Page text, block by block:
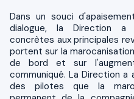
Dans un souci
dialogue, la Direction a
concrètes aux principales
portent sur la
de bord et sur
communiqué. La Direction
des pilotes que la